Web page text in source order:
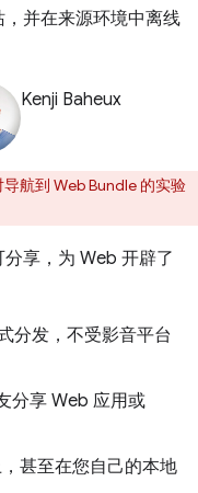
并在来源环境中离线
Kenji Baheux
导航到 Web Bundle 的实验
享，为 Web 开辟了
分发，不受影音平台
分享 Web 应用或
甚至在您自己的本地